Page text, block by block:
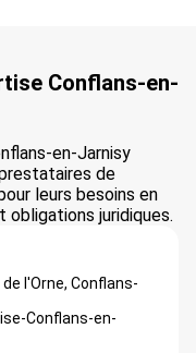
Conflans-en-
en-Jarnisy
de
leurs besoins en
juridiques.
l'Orne, Conflans-
Conflans-en-